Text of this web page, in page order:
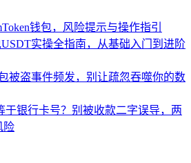
钱包，风险提示与操作指引
实操全指南，从基础入门到进阶
被盗事件频发，别让疏忽吞噬你的数
于银行卡号？别被收款二字误导，两
险